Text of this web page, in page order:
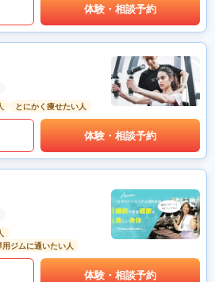
体験・相談予約
とにかく痩せたい人
体験・相談予約
用ジムに通いたい人
体験・相談予約